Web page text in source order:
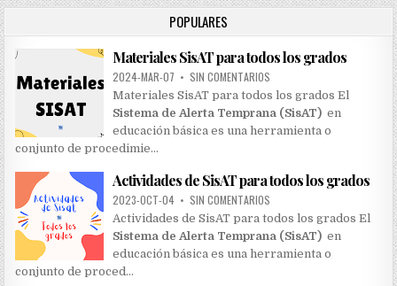
h
o
r
:
POPULARES
Materiales SisAT para todos los grados
2024-MAR-07 • SIN COMENTARIOS
Materiales SisAT para todos los grados El
Sistema de Alerta Temprana (SisAT) en
educación básica es una herramienta o
conjunto de procedimie…
Actividades de SisAT para todos los grados
2023-OCT-04 • SIN COMENTARIOS
Actividades de SisAT para todos los grados El
Sistema de Alerta Temprana (SisAT) en
educación básica es una herramienta o
conjunto de proced…